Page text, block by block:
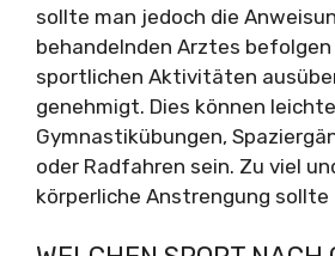
sollte man jedoch die
behandelnden Arztes befolgen
sportlichen Aktivitäten
genehmigt. Dies können leichte
Gymnastikübungen,
oder Radfahren sein. Zu viel
körperliche Anstrengung sollte